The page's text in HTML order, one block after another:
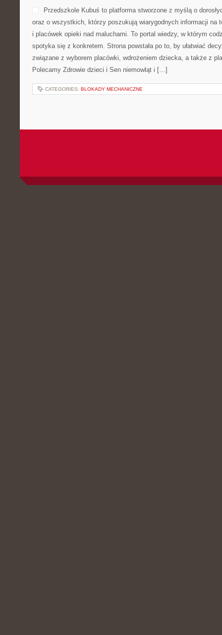
Przedszkole Kubuś to platforma stworzone z myślą o
oraz o wszystkich, którzy poszukują wiarygodnych informacji na
i placówek opieki nad maluchami. To portal wiedzy, w którym
spotyka się z konkretem. Strona powstała po to, by ułatwiać
związane z wyborem placówki, wdrożeniem dziecka, a także z
Polecamy Zdrowie dzieci i Sen niemowląt i […]
CATEGORIES: BLOKADY MECHANICZNE